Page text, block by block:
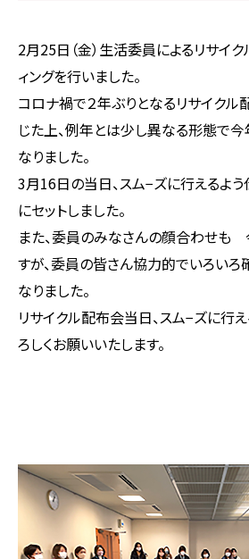
2月25日（金）生活委員によるリサイ
ィングを行いました。
コロナ禍で２年ぶりとなるリサイク
じた上、例年とは少し異なる形態で
なりました。
3月16日の当日、スム−ズに行えるよ
にセットしました。
また、委員のみなさんの顔合わせも
すが、委員の皆さん協力的でいろい
なりました。
リサイクル配布会当日、スム−ズに行
ろしくお願いいたします。